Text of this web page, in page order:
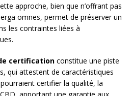
approche, bien que n’offrant pas
omnes, permet de préserver un
les contraintes liées à
certification constitue une piste
qui attestent de caractéristiques
certifier la qualité, la
apportant une garantie aux